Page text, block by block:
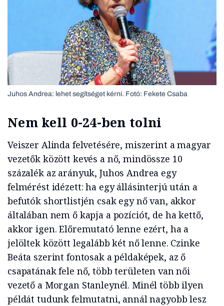
Juhos Andrea: lehet segítséget kérni. Fotó: Fekete Csaba
Nem kell 0-24-ben tolni
Veiszer Alinda felvetésére, miszerint a magyar
vezetők között kevés a nő, mindössze 10
százalék az arányuk, Juhos Andrea egy
felmérést idézett: ha egy állásinterjú után a
befutók shortlistjén csak egy nő van, akkor
általában nem ő kapja a pozíciót, de ha kettő,
akkor igen. Előremutató lenne ezért, ha a
jelöltek között legalább két nő lenne. Czinke
Beáta szerint fontosak a példaképek, az ő
csapatának fele nő, több területen van női
vezető a Morgan Stanleynél. Minél több ilyen
példát tudunk felmutatni, annál nagyobb lesz